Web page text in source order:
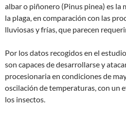
albar o piñonero (Pinus pinea) es la
la plaga, en comparación con las
lluviosas y frías, que parecen
Por los datos recogidos en el
son capaces de desarrollarse y
procesionaria en condiciones de
oscilación de temperaturas, con un
los insectos.